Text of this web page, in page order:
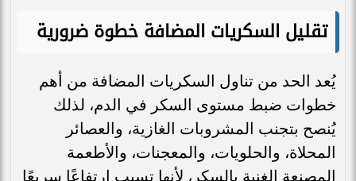
تقليل السكريات المضافة خطوة ضرورية
يُعد الحد من تناول السكريات المضافة من أهم
خطوات ضبط مستوى السكر في الدم، لذلك
يُنصح بتجنب المشروبات الغازية، والعصائر
المحلاة، والحلويات، والمعجنات، والأطعمة
المصنعة الغنية بالسكر، لأنها تسبب ارتفاعًا سريعًا